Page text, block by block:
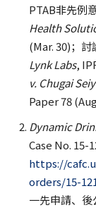
PTAB非先例
Health
(Mar. 30)；
Lynk Labs,
v. Chugai
Paper 78
Dynamic
Case No. 15-
https://
orders/15-
一先申請、